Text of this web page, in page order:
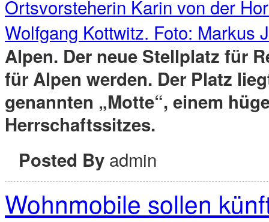
Alpen. Der neue Stellplatz für
für Alpen werden. Der Platz
genannten „Motte“, einem
Herrschaftssitzes.
Posted By admin
Wohnmobile sollen